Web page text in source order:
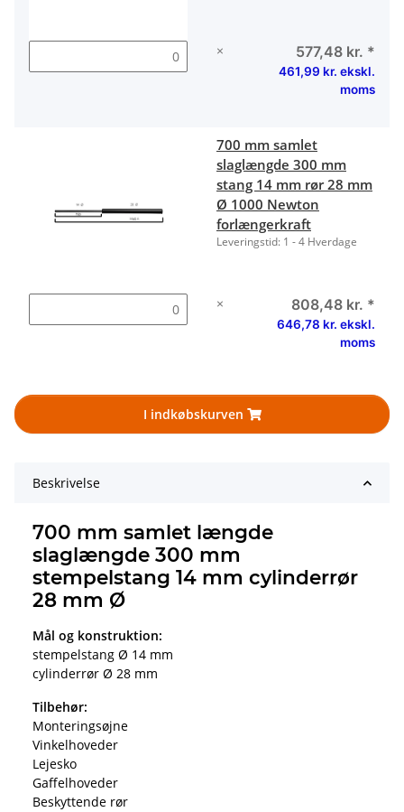
× 577,48 kr. *
461,99 kr. ekskl.
moms
700 mm samlet
slaglængde 300 mm
stang 14 mm rør 28 mm
Ø 1000 Newton
forlængerkraft
Leveringstid: 1 - 4 Hverdage
× 808,48 kr. *
646,78 kr. ekskl.
moms
I indkøbskurven
Beskrivelse
700 mm samlet længde
slaglængde 300 mm
stempelstang 14 mm cylinderrør
28 mm Ø
Mål og konstruktion:
stempelstang Ø 14 mm
cylinderrør Ø 28 mm
Tilbehør:
Monteringsøjne
Vinkelhoveder
Lejesko
Gaffelhoveder
Beskyttende rør